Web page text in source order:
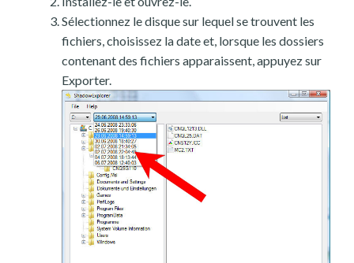
Sélectionnez le disque sur lequel se trouvent les
fichiers, choisissez la date et, lorsque les dossiers
contenant des fichiers apparaissent, appuyez sur
Exporter.